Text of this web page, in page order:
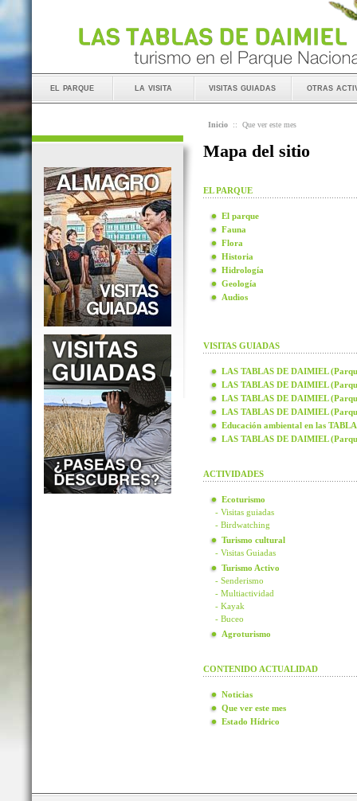
el parque la visita visitas guiadas otras
Inicio :: Que ver este mes
Mapa del sitio
EL PARQUE
El parque
Fauna
Flora
Historia
Hidrología
Geología
Audios
VISITAS GUIADAS
LAS TABLAS DE DAIMIEL
LAS TABLAS DE DAIMIEL
LAS TABLAS DE DAIMIEL
LAS TABLAS DE DAIMIEL
Educación ambiental en las
LAS TABLAS DE DAIMIEL
ACTIVIDADES
Ecoturismo
- Visitas guiadas
- Birdwatching
Turismo cultural
- Visitas Guiadas
Turismo Activo
- Senderismo
- Multiactividad
- Kayak
- Buceo
Agroturismo
CONTENIDO ACTUALIDAD
Noticias
Que ver este mes
Estado Hídrico